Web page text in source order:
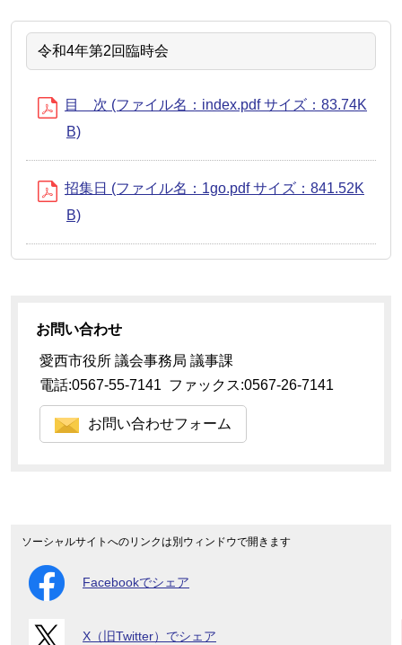
令和4年第2回臨時会
目 次 (ファイル名：index.pdf サイズ：83.74K
B)
招集日 (ファイル名：1go.pdf サイズ：841.52K
B)
お問い合わせ
愛西市役所 議会事務局 議事課
電話:0567-55-7141 ファックス:0567-26-7141
お問い合わせフォーム
ソーシャルサイトへのリンクは別ウィンドウで開きます
Facebookでシェア
X（旧Twitter）でシェア